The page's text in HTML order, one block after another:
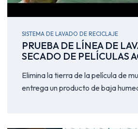
SISTEMA DE LAVADO DE RECICLAJE
PRUEBA DE LÍNEA DE
SECADO DE PELÍCULAS
Elimina la tierra de la película de
entrega un producto de baja